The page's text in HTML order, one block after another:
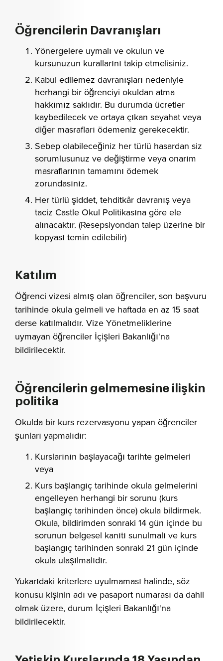
Öğrencilerin Davranışları
Yönergelere uymalı ve okulun ve
kursunuzun kurallarını takip etmelisiniz.
Kabul edilemez davranışları nedeniyle
herhangi bir öğrenciyi okuldan atma
hakkımız saklıdır. Bu durumda ücretler
kaybedilecek ve ortaya çıkan seyahat veya
diğer masrafları ödemeniz gerekecektir.
Sebep olabileceğiniz her türlü hasardan siz
sorumlusunuz ve değiştirme veya onarım
masraflarının tamamını ödemek
zorundasınız.
Her türlü şiddet, tehditkâr davranış veya
taciz Castle Okul Politikasına göre ele
alınacaktır. (Resepsiyondan talep üzerine bir
kopyası temin edilebilir)
Katılım
Öğrenci vizesi almış olan öğrenciler, son başvuru
tarihinde okula gelmeli ve haftada en az 15 saat
derse katılmalıdır. Vize Yönetmeliklerine
uymayan öğrenciler İçişleri Bakanlığı'na
bildirilecektir.
Öğrencilerin gelmemesine ilişkin
politika
Okulda bir kurs rezervasyonu yapan öğrenciler
şunları yapmalıdır:
Kurslarının başlayacağı tarihte gelmeleri
veya
Kurs başlangıç tarihinde okula gelmelerini
engelleyen herhangi bir sorunu (kurs
başlangıç tarihinden önce) okula bildirmek.
Okula, bildirimden sonraki 14 gün içinde bu
sorunun belgesel kanıtı sunulmalı ve kurs
başlangıç tarihinden sonraki 21 gün içinde
okula ulaşılmalıdır.
Yukarıdaki kriterlere uyulmaması halinde, söz
konusu kişinin adı ve pasaport numarası da dahil
olmak üzere, durum İçişleri Bakanlığı'na
bildirilecektir.